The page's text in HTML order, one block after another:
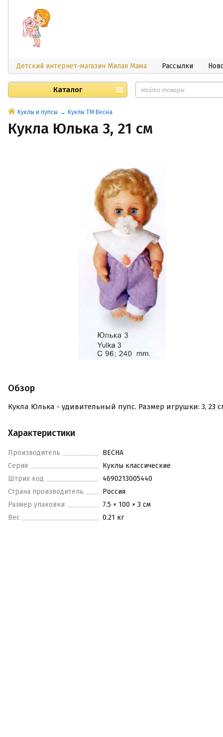
Детский интернет-магазин Милая Мама Рассылки
Каталог
Куклы и пупсы Куклы ТМ Весна
Кукла Юлька 3, 21 см
Обзор
Кукла Юлька - удивительный пупс. Размер игрушки: 3, 23
Характеристики
Производитель
ВЕСНА
Серия
Куклы классические
Штрих код
4690213005440
Страна производитель
Россия
Размер упаковки
7.5 × 100 × 3 см
Вес
0.21 кг